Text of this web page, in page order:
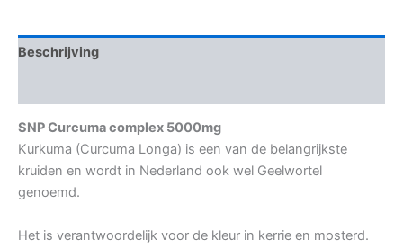
Beschrijving
SNP Curcuma complex 5000mg
Kurkuma (Curcuma Longa) is een van de belangrijkste
kruiden en wordt in Nederland ook wel Geelwortel
genoemd.
Het is verantwoordelijk voor de kleur in kerrie en mosterd.